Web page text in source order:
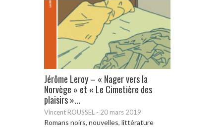
Jérôme Leroy – « Nager vers la
Norvège » et « Le Cimetière des
plaisirs »...
Vincent ROUSSEL - 20 mars 2019
Romans noirs, nouvelles, littérature